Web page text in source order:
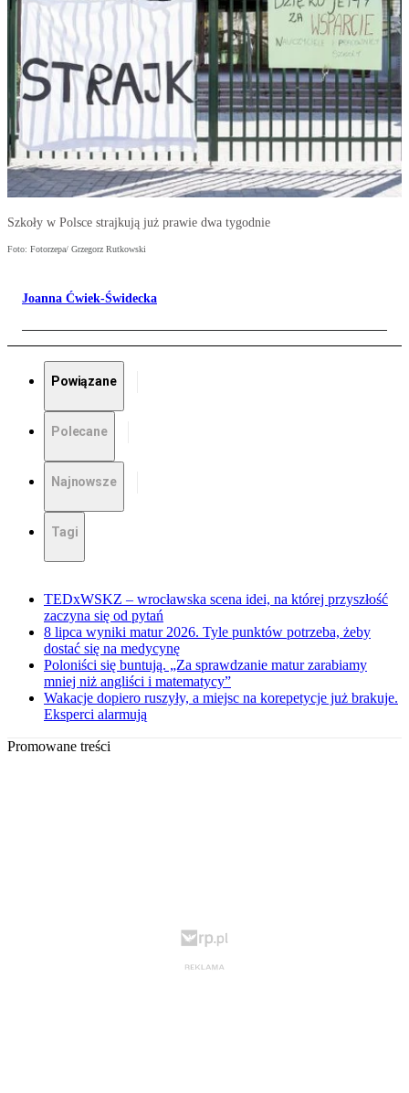
Szkoły w Polsce strajkują już prawie dwa tygodnie
Foto: Fotorzepa/ Grzegorz Rutkowski
Joanna Ćwiek-Świdecka
Powiązane
Polecane
Najnowsze
Tagi
TEDxWSKZ – wrocławska scena idei, na której przyszłość
zaczyna się od pytań
8 lipca wyniki matur 2026. Tyle punktów potrzeba, żeby
dostać się na medycynę
Poloniści się buntują. „Za sprawdzanie matur zarabiamy
mniej niż angliści i matematycy”
Wakacje dopiero ruszyły, a miejsc na korepetycje już brakuje.
Eksperci alarmują
Promowane treści